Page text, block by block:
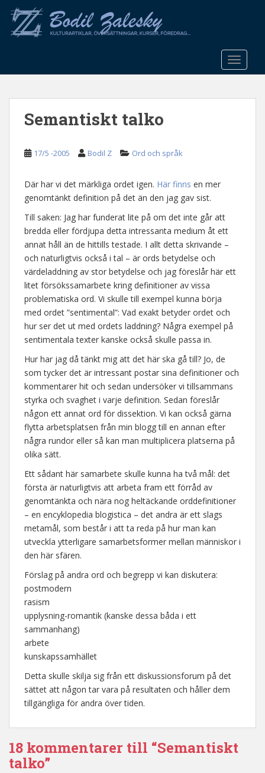
o
Semantiskt talko
17/5 -2005 Bodil Z Ord och språk
Där har vi det märkliga ordet igen. Här finns en mer
genomtänkt definition på det än den jag gav sist.
Till saken: Jag har funderat lite på om det inte går att
bredda eller fördjupa detta intressanta medium åt ett
annat håll än de hittills testade. I allt detta skrivande –
och naturligtvis också i tal – är ords betydelse och
värdeladdning av stor betydelse och jag föreslår här ett
litet försökssamarbete kring definitioner av vissa
problematiska ord. Vi skulle till exempel kunna börja
med ordet ”sentimental”: Vad exakt betyder ordet och
hur ser det ut med ordets laddning? Några exempel på
sentimentala texter kanske också skulle passa in.
Hur har jag då tänkt mig att det här ska gå till? Jo, de
som tycker det är intressant postar sina definitioner och
kommentarer hit och sedan undersöker vi tillsammans
styrka och svaghet i varje definition. Sedan föreslår
någon ett annat ord för dissektion. Vi kan också gärna
flytta arbetsplatsen från min blogg till en annan efter
några rundor eller så kan man multiplicera platserna på
olika sätt.
Ett sådant här samarbete skulle kunna ha två mål: det
första är naturligtvis att arbeta fram ett förråd av
genomtänkta och nära nog heltäckande orddefinitioner
– en encyklopedia blogistica – det andra är ett slags
metamål, som består i att ta reda på hur man kan
utveckla ytterligare samarbetsformer mellan människor i
den här sfären.
Förslag på andra ord och begrepp vi kan diskutera:
postmodern
rasism
upplysning-romantik (kanske dessa båda i ett
sammanhang)
arbete
kunskapssamhället
Detta skulle skilja sig från ett diskussionsforum på det
sättet att någon tar vara på resultaten och håller dem
tillgängliga för andra över tiden.
18 kommentarer till “Semantiskt
talko”